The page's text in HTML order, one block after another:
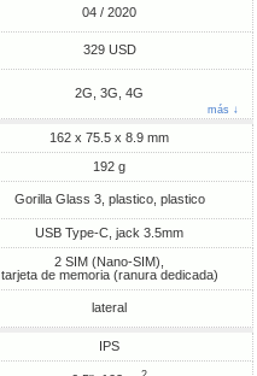
04 / 2020
329 USD
2G, 3G, 4G
más ↓
162 x 75.5 x 8.9 mm
192 g
Gorilla Glass 3, plastico, plastico
USB Type-C, jack 3.5mm
2 SIM (Nano-SIM),
tarjeta de memoria (ranura dedicada)
lateral
IPS